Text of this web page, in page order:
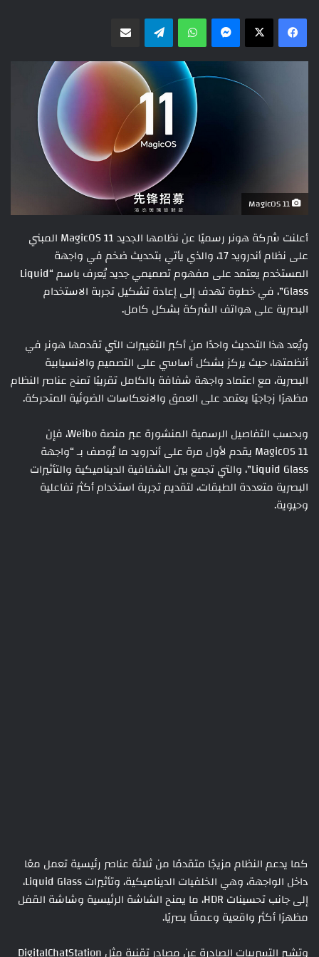
ماسنجر واتسابتيلقرام
أعلنت شركة هونر رسميًا عن نظامها الجديد MagicOS 11 المبني
على نظام أندرويد 17، والذي يأتي بتحديث ضخم في واجهة
المستخدم يعتمد على مفهوم تصميمي جديد يُعرف باسم “Liquid
Glass”، في خطوة تهدف إلى إعادة تشكيل تجربة الاستخدام
البصرية على هواتف الشركة بشكل كامل.
ويُعد هذا التحديث واحدًا من أكبر التغييرات التي تقدمها هونر في
أنظمتها، حيث يركز بشكل أساسي على التصميم والانسيابية
البصرية، مع اعتماد واجهة شفافة بالكامل تقريبًا تمنح عناصر النظام
مظهرًا زجاجيًا يعتمد على العمق والانعكاسات الضوئية المتحركة.
وبحسب التفاصيل الرسمية المنشورة عبر منصة Weibo، فإن
MagicOS 11 يقدم لأول مرة على أندرويد ما يُوصف بـ “واجهة
Liquid Glass”، والتي تجمع بين الشفافية الديناميكية والتأثيرات
البصرية متعددة الطبقات، لتقديم تجربة استخدام أكثر تفاعلية
وحيوية.
كما يدعم النظام مزيجًا متقدمًا من ثلاثة عناصر رئيسية تعمل معًا
داخل الواجهة، وهي الخلفيات الديناميكية، وتأثيرات Liquid Glass،
إلى جانب تحسينات HDR، ما يمنح الشاشة الرئيسية وشاشة القفل
مظهرًا أكثر واقعية وعمقًا بصريًا.
وتشير التسريبات الصادرة عن مصادر تقنية مثل DigitalChatStation